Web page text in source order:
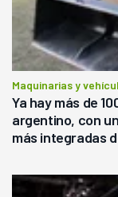
Maquinarias y
Ya hay más de
argentino, con
más integradas